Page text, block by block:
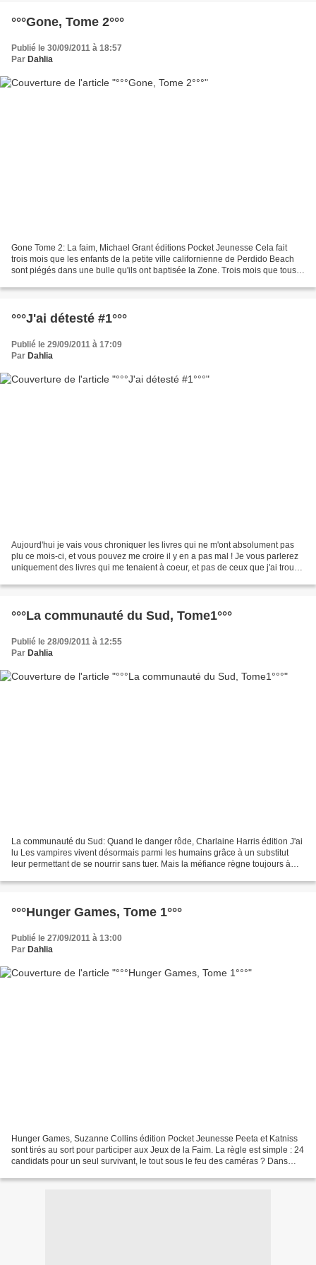
°°°Gone, Tome 2°°°
Publié le 30/09/2011 à 18:57
Par Dahlia
Gone Tome 2: La faim, Michael Grant éditions Pocket Jeunesse Cela fait
trois mois que les enfants de la petite ville californienne de Perdido Beach
sont piégés dans une bulle qu'ils ont baptisée la Zone. Trois mois que tous
°°°J'ai détesté #1°°°
Publié le 29/09/2011 à 17:09
Par Dahlia
Aujourd'hui je vais vous chroniquer les livres qui ne m'ont absolument pas
plu ce mois-ci, et vous pouvez me croire il y en a pas mal ! Je vous parlerez
uniquement des livres qui me tenaient à coeur, et pas de ceux que j'ai trouvé
°°°La communauté du Sud, Tome1°°°
Publié le 28/09/2011 à 12:55
Par Dahlia
La communauté du Sud: Quand le danger rôde, Charlaine Harris édition J'ai
lu Les vampires vivent désormais parmi les humains grâce à un substitut
leur permettant de se nourrir sans tuer. Mais la méfiance règne toujours à
°°°Hunger Games, Tome 1°°°
Publié le 27/09/2011 à 13:00
Par Dahlia
Hunger Games, Suzanne Collins édition Pocket Jeunesse Peeta et Katniss
sont tirés au sort pour participer aux Jeux de la Faim. La règle est simple : 24
candidats pour un seul survivant, le tout sous le feu des caméras ? Dans